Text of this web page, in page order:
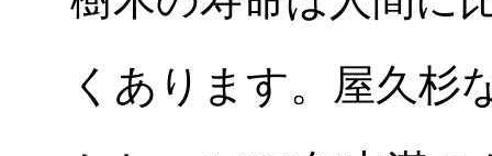
くあります。屋久杉